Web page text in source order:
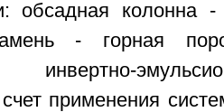
обсадная колонна
- горная
инвертно-
применения